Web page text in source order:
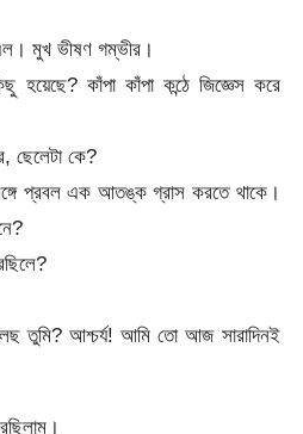
মুখ ভীষণ গম্ভীর।
হয়েছে? কাঁপা কাঁপা কন্ঠে জিজ্ঞেস করে
ছেলেটা কে?
প্রবল এক আতঙ্ক গ্রাস করতে থাকে।
বলছ তুমি? আশ্চর্য! আমি তো আজ সারাদিনই